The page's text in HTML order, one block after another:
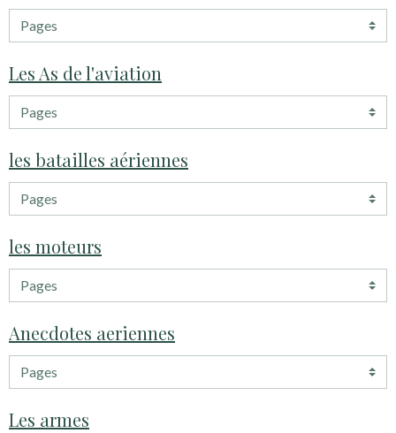
Les As de l'aviation
les batailles aériennes
les moteurs
Anecdotes aeriennes
Les armes